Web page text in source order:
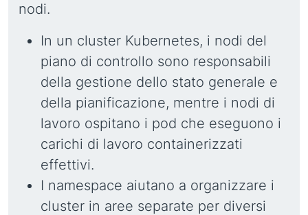
nodi.
In un cluster Kubernetes, i nodi del
piano di controllo sono responsabili
della gestione dello stato generale e
della pianificazione, mentre i nodi di
lavoro ospitano i pod che eseguono i
carichi di lavoro containerizzati
effettivi.
I namespace aiutano a organizzare i
cluster in aree separate per diversi